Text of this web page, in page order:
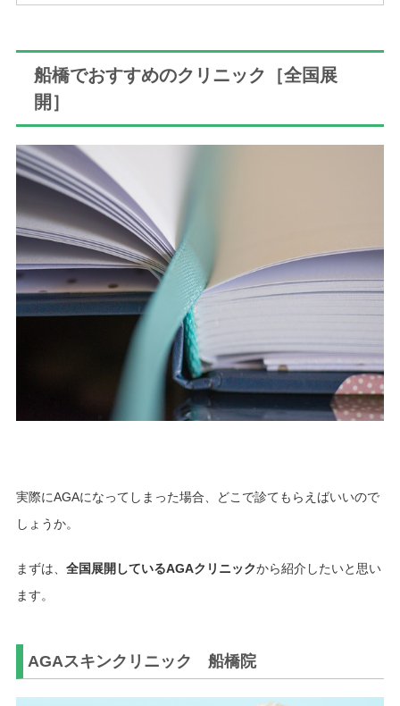
船橋でおすすめのクリニック［全国展
開］
実際にAGAになってしまった場合、どこで診てもらえばいいので
しょうか。
まずは、 全国展開しているAGAクリニックから紹介したいと思い
ます。
AGAスキンクリニック 船橋院